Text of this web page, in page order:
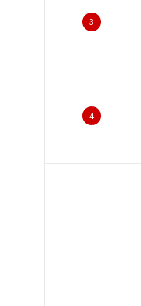
3
4